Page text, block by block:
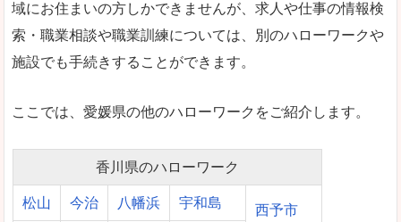
域にお住まいの方しかできませんが、求人や仕事の情報検
索・職業相談や職業訓練については、別のハローワークや
施設でも手続きすることができます。
ここでは、愛媛県の他のハローワークをご紹介します。
香川県のハローワーク
松山 今治 八幡浜 宇和島
西予市